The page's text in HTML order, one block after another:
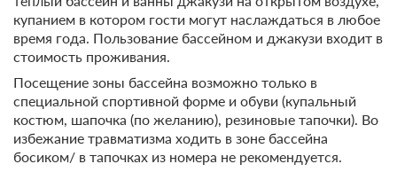
всего 4 предложения
купанием в котором гости могут наслаждаться в любое
время года. Пользование бассейном и джакузи входит в
стоимость проживания.
Посещение зоны бассейна возможно только в
специальной спортивной форме и обуви (купальный
костюм, шапочка (по желанию), резиновые тапочки). Во
избежание травматизма ходить в зоне бассейна
босиком/ в тапочках из номера не рекомендуется.